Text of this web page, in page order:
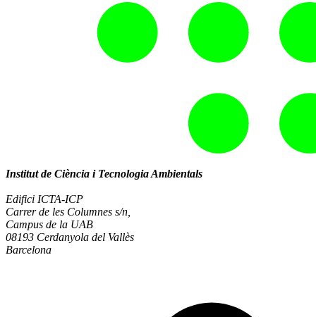
Institut de Ciència i Tecnologia Ambientals
Edifici ICTA-ICP
Carrer de les Columnes s/n,
Campus de la UAB
08193 Cerdanyola del Vallès
Barcelona